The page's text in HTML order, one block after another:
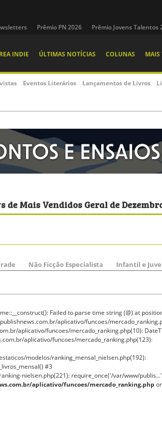
Prêmio PN 2026 Prêmio Jovens Talentos
INDIE ÚLTIMAS NOTÍCIAS COLUNAS MAIS
Eventos Literários Lançamentos de Livros
Mais Vendidos Geral de
Não Ficção Especialista Infantil e
Failed to parse time string (@) at
aplicativo/funcoes/
aplicativo/funcoes/mercado_ranking.php(10):
aplicativo/funcoes/mercado_ranking.php(123):
modelos/ranking_mensal_nielsen.php(192):
#3
nielsen.php(221): require_once('/var/www/
aplicativo/funcoes/mercado_ranking.php